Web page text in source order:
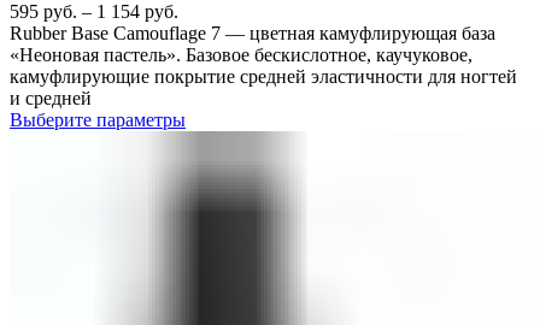
595 руб. – 1 154 руб.
Rubber Base Camouflage 7 — цветная камуфлирующая база
«Неоновая пастель». Базовое бескислотное, каучуковое,
камуфлирующие покрытие средней эластичности для ногтей
и средней
Выберите параметры